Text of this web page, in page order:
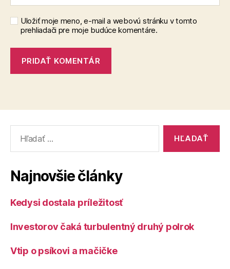
Uložiť moje meno, e-mail a webovú stránku v tomto
prehliadači pre moje budúce komentáre.
Najnovšie články
Kedysi dostala príležitosť
Investorov čaká turbulentný druhý polrok
Vtip o psíkovi a mačičke